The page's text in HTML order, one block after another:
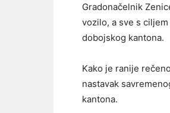
Gradonačelnik
vozilo, a sve s
dobojskog kantona.
Kako je ranije
nastavak
kantona.